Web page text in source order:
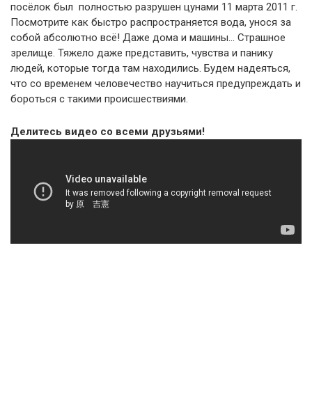
посёлок был полностью разрушен цунами 11 марта 2011 г.
Посмотрите как быстро распространяется вода, унося за
собой абсолютно всё! Даже дома и машины… Страшное
зрелище. Тяжело даже представить, чувства и панику
людей, которые тогда там находились. Будем надеяться,
что со временем человечество научиться предупреждать и
бороться с такими происшествиями.
Делитесь видео со всеми друзьями!